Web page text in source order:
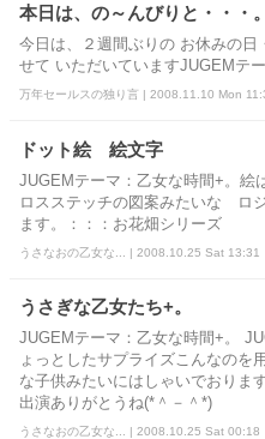
本日は、の～んびりと・・・。
今日は、２週間ぶりの お休みの日
せて いただいていますJUGEMテ
万年セールスの独り言 | 2008.11.10 Mon
ドット絵 絵文字
JUGEMテーマ：乙女な時間+。
ロスステッチの図案みたいな ロ
ます。：：：お花畑シリ
うさなおの乙女な... | 2008.10.25 Sat 13:31
うさぎな乙女たち+。
JUGEMテーマ：乙女な時間+。
ょっとしたサプライズこんなのを
な子供みたいにはしゃいでおりま
出演ありがとうね(*＾－＾*)
うさなおの乙女な... | 2008.10.25 Sat 00:18